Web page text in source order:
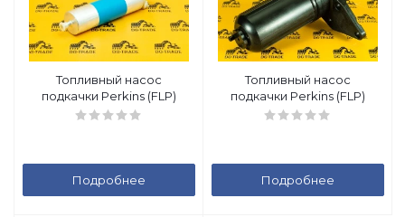
Топливный насос
подкачки Perkins (FLP)
Подробнее
Топливный насос
подкачки Perkins (FLP)
Подробнее